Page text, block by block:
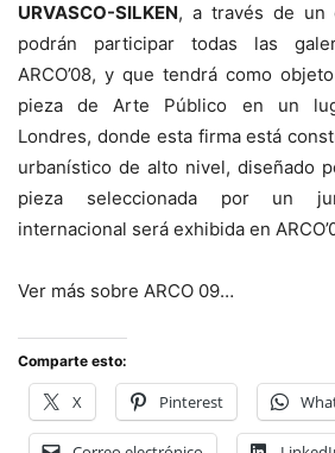
URVASCO-SILKEN, a través de un
podrán participar todas las
ARCO’08, y que tendrá como
pieza de Arte Público en un
Londres, donde esta firma está
urbanístico de alto nivel, diseñado
pieza seleccionada por un
internacional será exhibida en
Ver más sobre ARCO 09…
Comparte esto:
X Pinterest